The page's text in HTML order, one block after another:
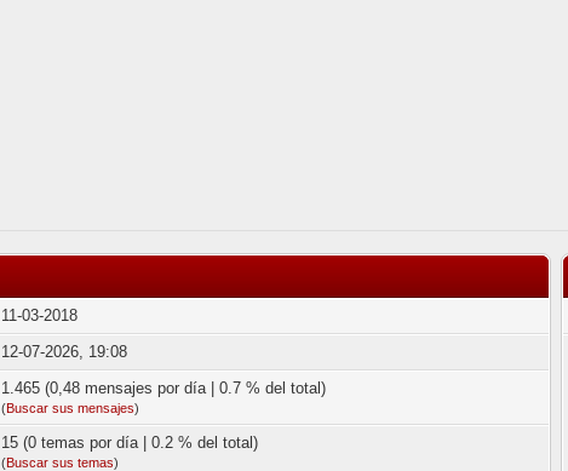
11-03-2018
12-07-2026, 19:08
1.465 (0,48 mensajes por día | 0.7 % del total)
(Buscar sus mensajes)
15 (0 temas por día | 0.2 % del total)
(Buscar sus temas)